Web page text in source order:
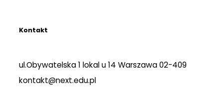
Kontakt
ul.Obywatelska 1 lokal u 14 Warszawa 02-409
kontakt@next.edu.pl